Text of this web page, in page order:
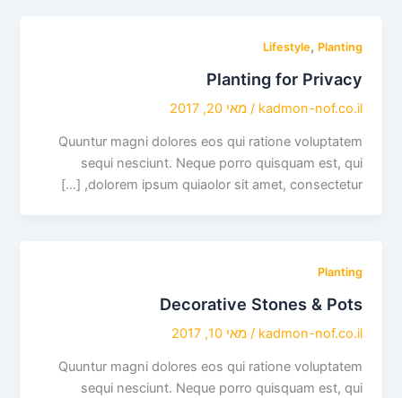
Lifestyle, Planting
Planting for Privacy
kadmon-nof.co.il
/מאי 20, 2017
Quuntur magni dolores eos qui ratione voluptatem
sequi nesciunt. Neque porro quisquam est, qui
dolorem ipsum quiaolor sit amet, consectetur, […]
Planting
Decorative Stones & Pots
kadmon-nof.co.il
/מאי 10, 2017
Quuntur magni dolores eos qui ratione voluptatem
sequi nesciunt. Neque porro quisquam est, qui